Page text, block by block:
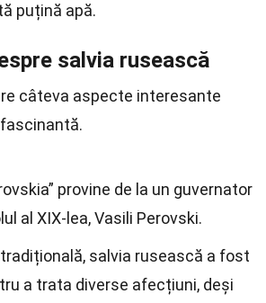
puțină apă.
salvia rusească
câteva aspecte interesante
provine de la un guvernator
al XIX-lea, Vasili Perovski.
salvia rusească a fost
a trata diverse afecțiuni, deși